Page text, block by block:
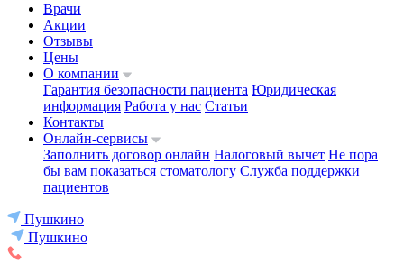
Врачи
Акции
Отзывы
Цены
О компании
Гарантия безопасности пациента Юридическая
информация Работа у нас Статьи
Контакты
Онлайн-сервисы
Заполнить договор онлайн Налоговый вычет Не пора
бы вам показаться стоматологу Служба поддержки
пациентов
Пушкино
Пушкино